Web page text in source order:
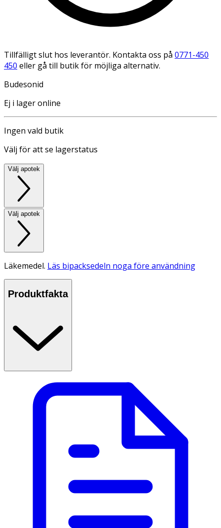
Tillfälligt slut hos leverantör. Kontakta oss på 0771-450
450 eller gå till butik för möjliga alternativ.
Budesonid
Ej i lager online
Ingen vald butik
Välj för att se lagerstatus
Välj apotek
Välj apotek
Läkemedel. Läs bipacksedeln noga före användning
Produktfakta